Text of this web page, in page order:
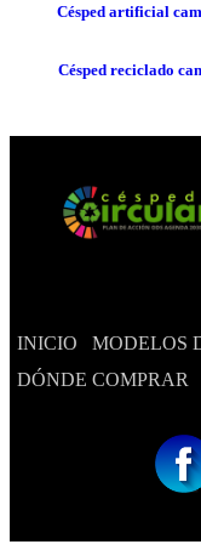
Césped artificial
Césped reciclado
INICIO MODELOS
DÓNDE COMPRAR